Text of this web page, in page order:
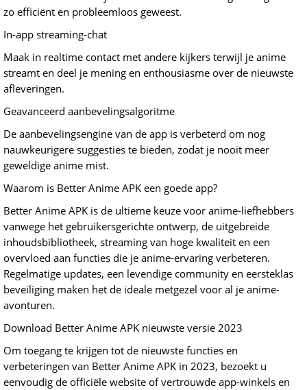
zo efficiënt en probleemloos geweest.
In-app streaming-chat
Maak in realtime contact met andere kijkers terwijl je anime
streamt en deel je mening en enthousiasme over de nieuwste
afleveringen.
Geavanceerd aanbevelingsalgoritme
De aanbevelingsengine van de app is verbeterd om nog
nauwkeurigere suggesties te bieden, zodat je nooit meer
geweldige anime mist.
Waarom is Better Anime APK een goede app?
Better Anime APK is de ultieme keuze voor anime-liefhebbers
vanwege het gebruikersgerichte ontwerp, de uitgebreide
inhoudsbibliotheek, streaming van hoge kwaliteit en een
overvloed aan functies die je anime-ervaring verbeteren.
Regelmatige updates, een levendige community en eersteklas
beveiliging maken het de ideale metgezel voor al je anime-
avonturen.
Download Better Anime APK nieuwste versie 2023
Om toegang te krijgen tot de nieuwste functies en
verbeteringen van Better Anime APK in 2023, bezoekt u
eenvoudig de officiële website of vertrouwde app-winkels en